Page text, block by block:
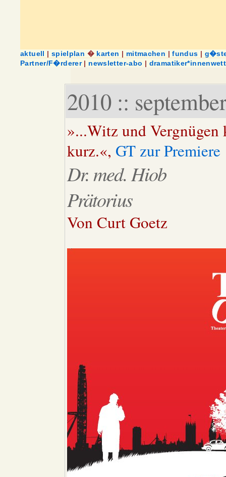
aktuell | spielplan � karten | mitmachen |fundus |
Partner/F�rderer| newsletter-abo |
2010 ::
»...Witz und Vergnügen
kurz.«, GT zur Premiere
Dr. med. Hiob
Prätorius
Von Curt Goetz